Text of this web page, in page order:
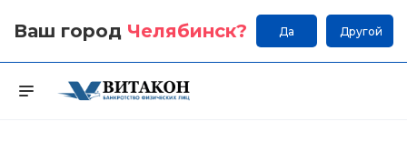
Ваш город Челябинск? Да Другой